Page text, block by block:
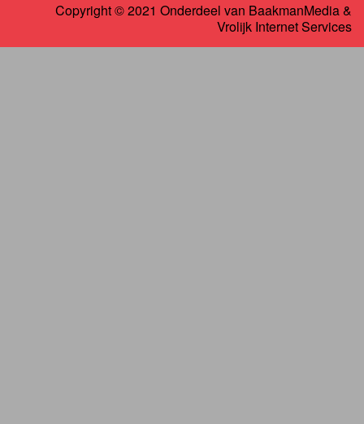
Copyright © 2021 Onderdeel van BaakmanMedia&
Vrolijk Internet Services